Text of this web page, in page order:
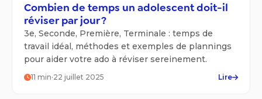
Combien de temps un adolescent doit-il
réviser par jour ?
3e, Seconde, Première, Terminale : temps de
travail idéal, méthodes et exemples de plannings
pour aider votre ado à réviser sereinement.
11 min·22 juillet 2025 Lire